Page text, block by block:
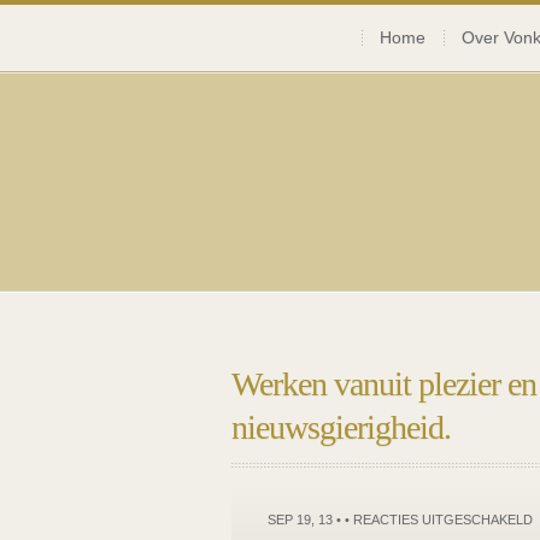
Home Over
Werken vanuit plezier
nieuwsgierigheid.
SEP 19, 13 • • REACTIES UITGESCHAKELD